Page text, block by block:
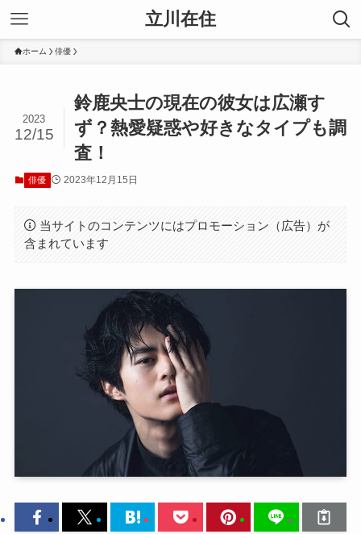
立川在住
ホーム 俳優
鈴鹿央士の現在の彼女は広瀬す
ず？熱愛疑惑や好きなタイプも調
査！
2023
12/15
俳優 2023年12月15日
当サイトのコンテンツにはプロモーション（広告）が
含まれています